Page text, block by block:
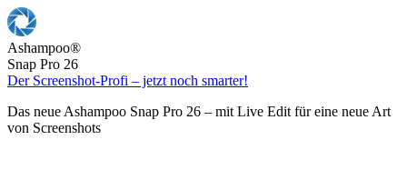
Ashampoo®
Snap Pro 26
Der Screenshot-Profi – jetzt noch smarter!
Das neue Ashampoo Snap Pro 26 – mit Live Edit für eine neue Art
von Screenshots